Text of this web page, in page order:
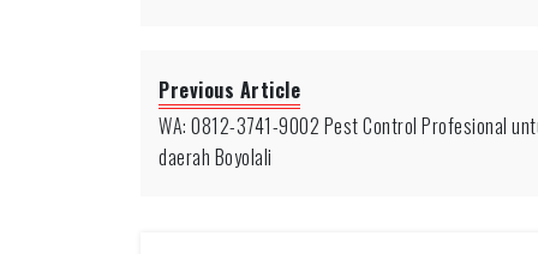
Previous Article
WA: 0812-3741-9002 Pest Control Profesional
daerah Boyolali